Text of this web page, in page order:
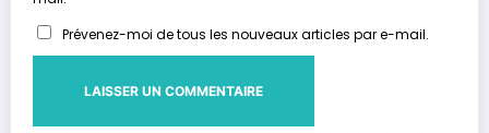
Prévenez-moi de tous les nouveaux articles par e-mail.